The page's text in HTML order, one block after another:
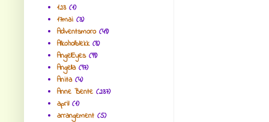
123 (1)
17mai (3)
Adventsmoro (49)
Alkoholblekk (8)
AngelEyes (99)
Angella (97)
Anita (4)
Anne Bente (237)
april (1)
arrangement (5)